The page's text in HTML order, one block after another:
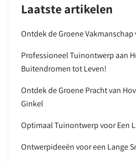
Laatste artikelen
Ontdek de Groene Vakmanschap
Professioneel Tuinontwerp aan
Buitendromen tot Leven!
Ontdek de Groene Pracht van
Ginkel
Optimaal Tuinontwerp voor Een
Ontwerpideeën voor een Lange